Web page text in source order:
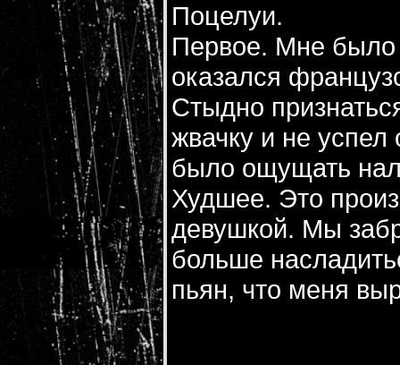
Поцелуи.
Первое. Мне было
оказался
Стыдно
жвачку и не успел
было ощущать
Худшее. Это
девушкой. Мы
больше
пьян, что меня